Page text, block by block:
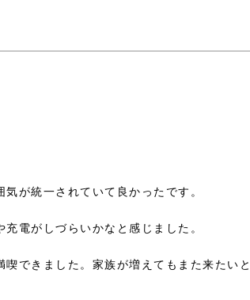
が統一されていて良かったです。
電がしづらいかなと感じました。
できました。家族が増えてもまた来たいと